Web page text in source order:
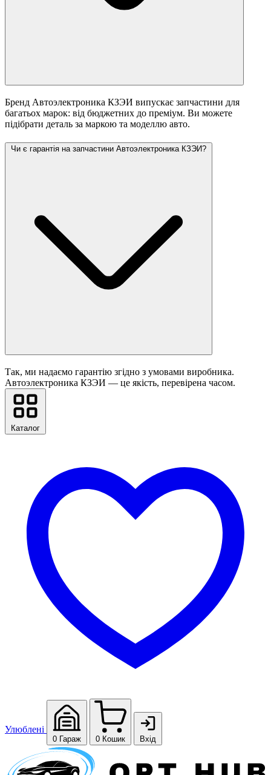
Бренд Автоэлектроника КЗЭИ випускає запчастини для
багатьох марок: від бюджетних до преміум. Ви можете
підібрати деталь за маркою та моделлю авто.
Чи є гарантія на запчастини Автоэлектроника КЗЭИ?
Так, ми надаємо гарантію згідно з умовами виробника.
Автоэлектроника КЗЭИ — це якість, перевірена часом.
Каталог
Улюблені
0 Гараж 0 Кошик Вхід